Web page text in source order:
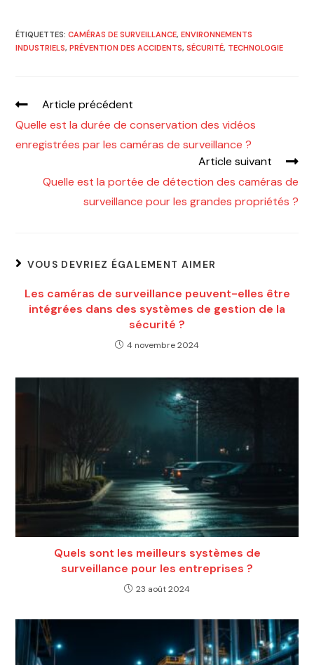
ÉTIQUETTES:CAMÉRAS DE SURVEILLANCE, ENVIRONNEMENTS
INDUSTRIELS, PRÉVENTION DES ACCIDENTS, SÉCURITÉ, TECHNOLOGIE
Article précédent
Quelle est la durée de conservation des vidéos
enregistrées par les caméras de surveillance ?
Article suivant
Quelle est la portée de détection des caméras de
surveillance pour les grandes propriétés ?
VOUS DEVRIEZ ÉGALEMENT AIMER
Les caméras de surveillance peuvent-elles être
intégrées dans des systèmes de gestion de la
sécurité ?
4 novembre 2024
Quels sont les meilleurs systèmes de
surveillance pour les entreprises ?
23 août 2024